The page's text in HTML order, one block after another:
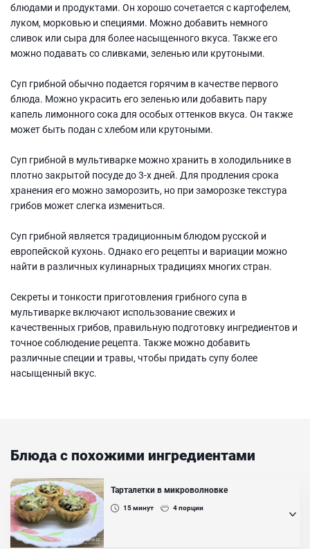
блюдами и продуктами. Он хорошо сочетается с картофелем,
луком, морковью и специями. Можно добавить немного
сливок или сыра для более насыщенного вкуса. Также его
можно подавать со сливками, зеленью или крутоными.
Суп грибной обычно подается горячим в качестве первого
блюда. Можно украсить его зеленью или добавить пару
капель лимонного сока для особых оттенков вкуса. Он также
может быть подан с хлебом или крутоными.
Суп грибной в мультиварке можно хранить в холодильнике в
плотно закрытой посуде до 3-х дней. Для продления срока
хранения его можно заморозить, но при заморозке текстура
грибов может слегка измениться.
Суп грибной является традиционным блюдом русской и
европейской кухонь. Однако его рецепты и вариации можно
найти в различных кулинарных традициях многих стран.
Секреты и тонкости приготовления грибного супа в
мультиварке включают использование свежих и
качественных грибов, правильную подготовку ингредиентов и
точное соблюдение рецепта. Также можно добавить
различные специи и травы, чтобы придать супу более
насыщенный вкус.
Блюда с похожими ингредиентами
Тарталетки в микроволновке
15минут 4порции